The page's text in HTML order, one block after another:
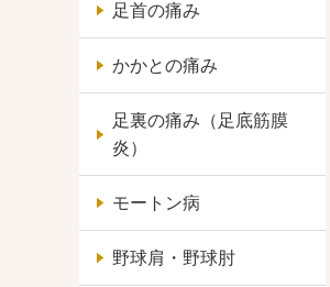
足首の痛み
かかとの痛み
足裏の痛み（足底筋膜
炎）
モートン病
野球肩・野球肘